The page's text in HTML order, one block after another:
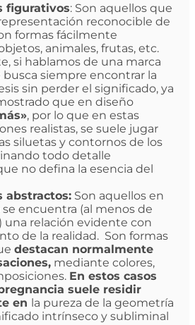
figurativos: Son aquellos que
reconocible de
formas fácilmente
animales, frutas, etc.
si hablamos de una marca
busca siempre encontrar la
sin perder el significado, ya
que en diseño
, por lo que en estas
realistas, se suele jugar
siluetas y contornos de los
todo detalle
no defina la esencia del
abstractos:Son aquellos en
se encuentra (al menos de
una relación evidente con
de la realidad. Son formas
destacan normalmente
mediante colores,
En estos casos
suele residir
en la pureza de la geometría
intrínseco y subliminal